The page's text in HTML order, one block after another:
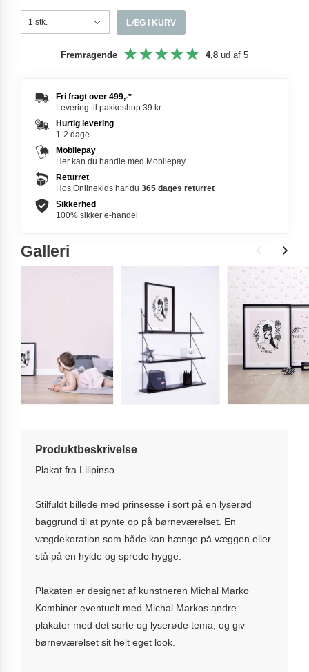
LÆG I KURV
Fremragende 4,8 ud af 5
Fri fragt over 499,-*
Levering til pakkeshop 39 kr.
Hurtig levering
1-2 dage
Mobilepay
Her kan du handle med Mobilepay
Returret
Hos Onlinekids har du 365 dages returret
Sikkerhed
100% sikker e-handel
Galleri
Produktbeskrivelse
Plakat fra Lilipinso
Stilfuldt billede med prinsesse i sort på en lyserød
baggrund til at pynte op på børneværelset. En
vægdekoration som både kan hænge på væggen eller
stå på en hylde og sprede hygge.
Plakaten er designet af kunstneren Michal Marko
Kombiner eventuelt med Michal Markos andre
plakater med det sorte og lyserøde tema, og giv
børneværelset sit helt eget look.